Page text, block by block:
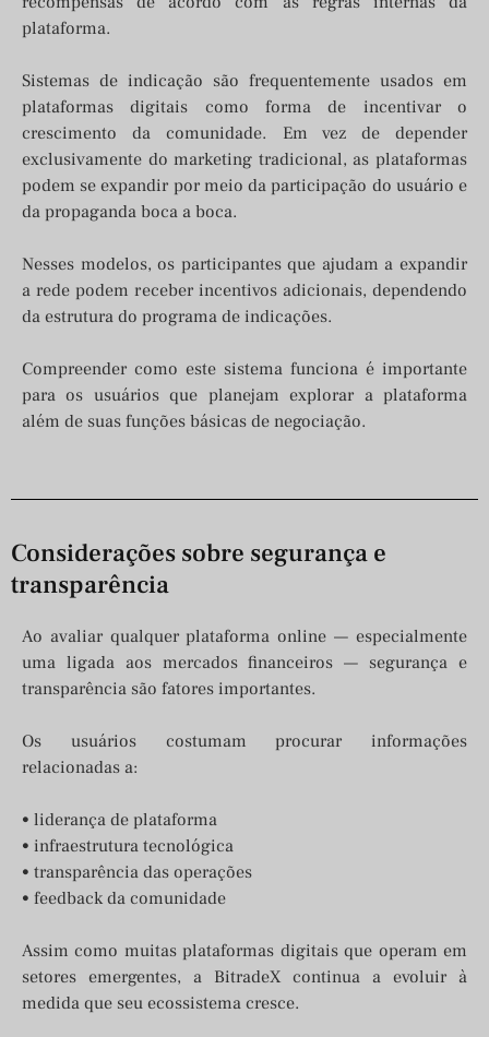
plataforma.
Sistemas de indicação são frequentemente usados em
plataformas digitais como forma de incentivar o
crescimento da comunidade. Em vez de depender
exclusivamente do marketing tradicional, as plataformas
podem se expandir por meio da participação do usuário e
da propaganda boca a boca.
Nesses modelos, os participantes que ajudam a expandir
a rede podem receber incentivos adicionais, dependendo
da estrutura do programa de indicações.
Compreender como este sistema funciona é importante
para os usuários que planejam explorar a plataforma
além de suas funções básicas de negociação.
Considerações sobre segurança e
transparência
Ao avaliar qualquer plataforma online — especialmente
uma ligada aos mercados financeiros — segurança e
transparência são fatores importantes.
Os usuários costumam procurar informações
relacionadas a:
• liderança de plataforma
• infraestrutura tecnológica
• transparência das operações
• feedback da comunidade
Assim como muitas plataformas digitais que operam em
setores emergentes, a BitradeX continua a evoluir à
medida que seu ecossistema cresce.